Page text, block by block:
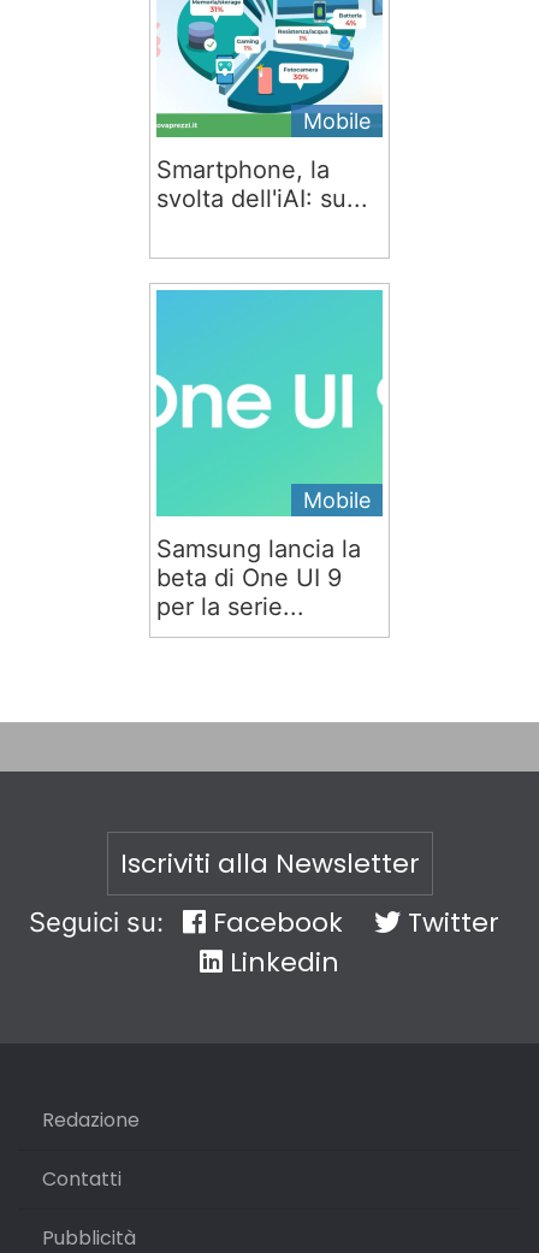
Mobile
Smartphone, la
svolta dell'iAI: su...
Mobile
Samsung lancia la
beta di One UI 9
per la serie...
Iscriviti alla Newsletter
Seguici su: Facebook
Twitter
Linkedin
Redazione
Contatti
Pubblicità